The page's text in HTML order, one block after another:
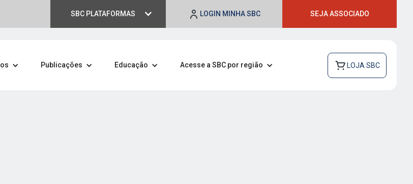
SBC PLATAFORMAS LOGIN MINHA SBC SEJA ASSOCIADO
Publicações Educação Acesse a SBC por região LOJA SBC